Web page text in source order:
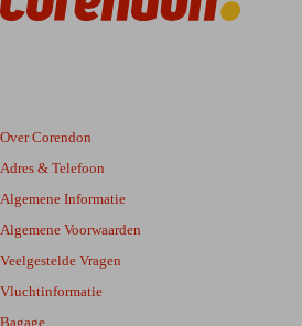
Over Corendon
Adres & Telefoon
Algemene Informatie
Algemene Voorwaarden
Veelgestelde Vragen
Vluchtinformatie
Bagage